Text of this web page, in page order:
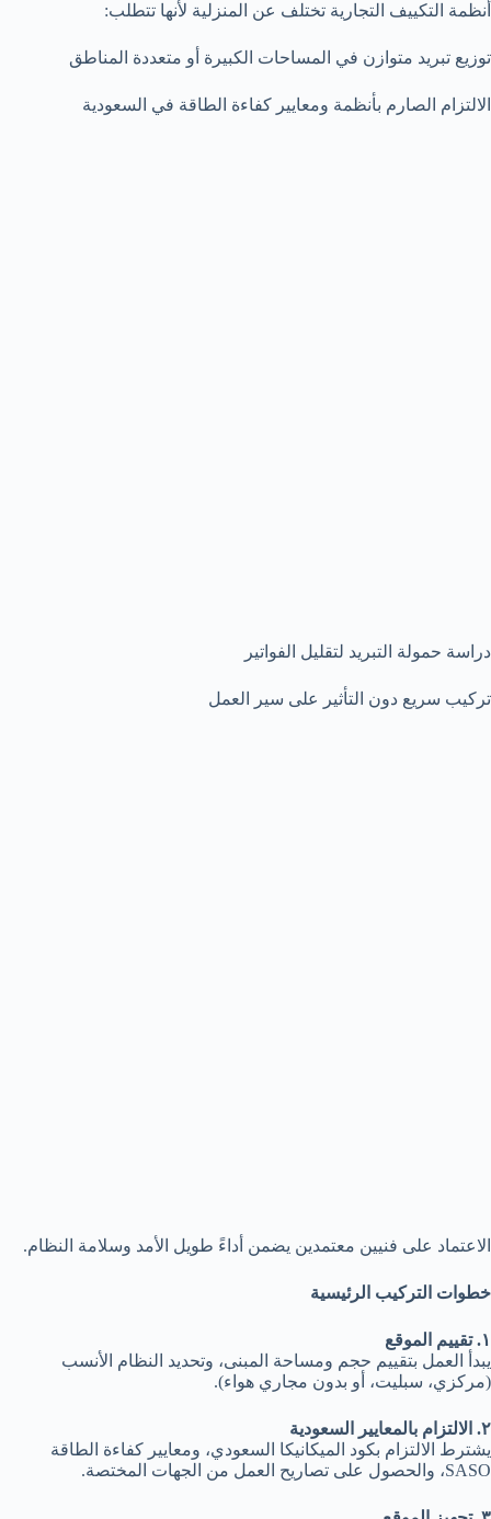
أنظمة التكييف التجارية تختلف عن المنزلية لأنها تتطلب:
توزيع تبريد متوازن في المساحات الكبيرة أو متعددة المناطق
الالتزام الصارم بأنظمة ومعايير كفاءة الطاقة في السعودية
دراسة حمولة التبريد لتقليل الفواتير
تركيب سريع دون التأثير على سير العمل
الاعتماد على فنيين معتمدين يضمن أداءً طويل الأمد وسلامة النظام.
خطوات التركيب الرئيسية
١. تقييم الموقع
يبدأ العمل بتقييم حجم ومساحة المبنى، وتحديد النظام الأنسب
(مركزي، سبليت، أو بدون مجاري هواء).
٢. الالتزام بالمعايير السعودية
يشترط الالتزام بكود الميكانيكا السعودي، ومعايير كفاءة الطاقة
SASO، والحصول على تصاريح العمل من الجهات المختصة.